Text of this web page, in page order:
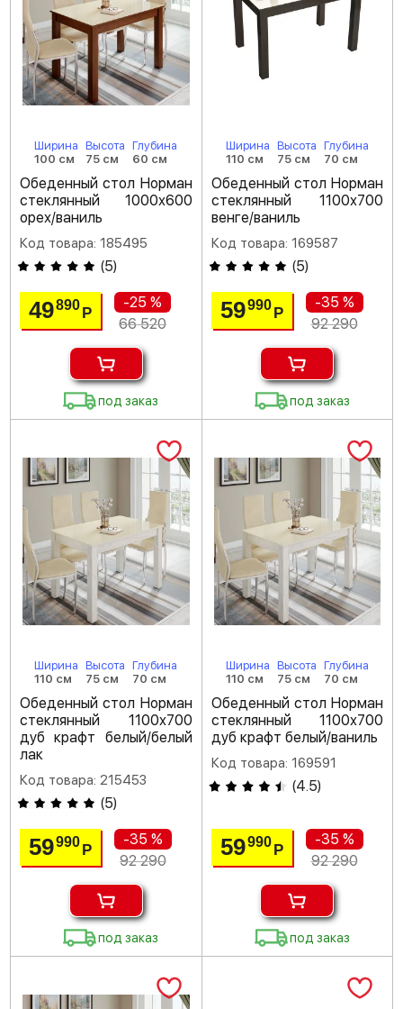
Ширина
100 см
Высота
75 см
Глубина
60 см
Обеденный стол Норман
стеклянный 1000х600
орех/ваниль
Код товара: 185495
(5)
49890Р
-25 %
66 520
под заказ
Ширина
110 см
Высота
75 см
Глубина
70 см
Обеденный стол Норман
стеклянный 1100х700
венге/ваниль
Код товара: 169587
(5)
59990 Р
-35 %
92 290
под заказ
Ширина
110 см
Высота
75 см
Глубина
70 см
Обеденный стол Норман
стеклянный 1100х700
дуб крафт белый/белый
лак
Код товара: 215453
(5)
59990Р
-35 %
92 290
под заказ
Ширина
110 см
Высота
75 см
Глубина
70 см
Обеденный стол Норман
стеклянный 1100х700
дуб крафт белый/ваниль
Код товара: 169591
(4.5)
59990 Р
-35 %
92 290
под заказ